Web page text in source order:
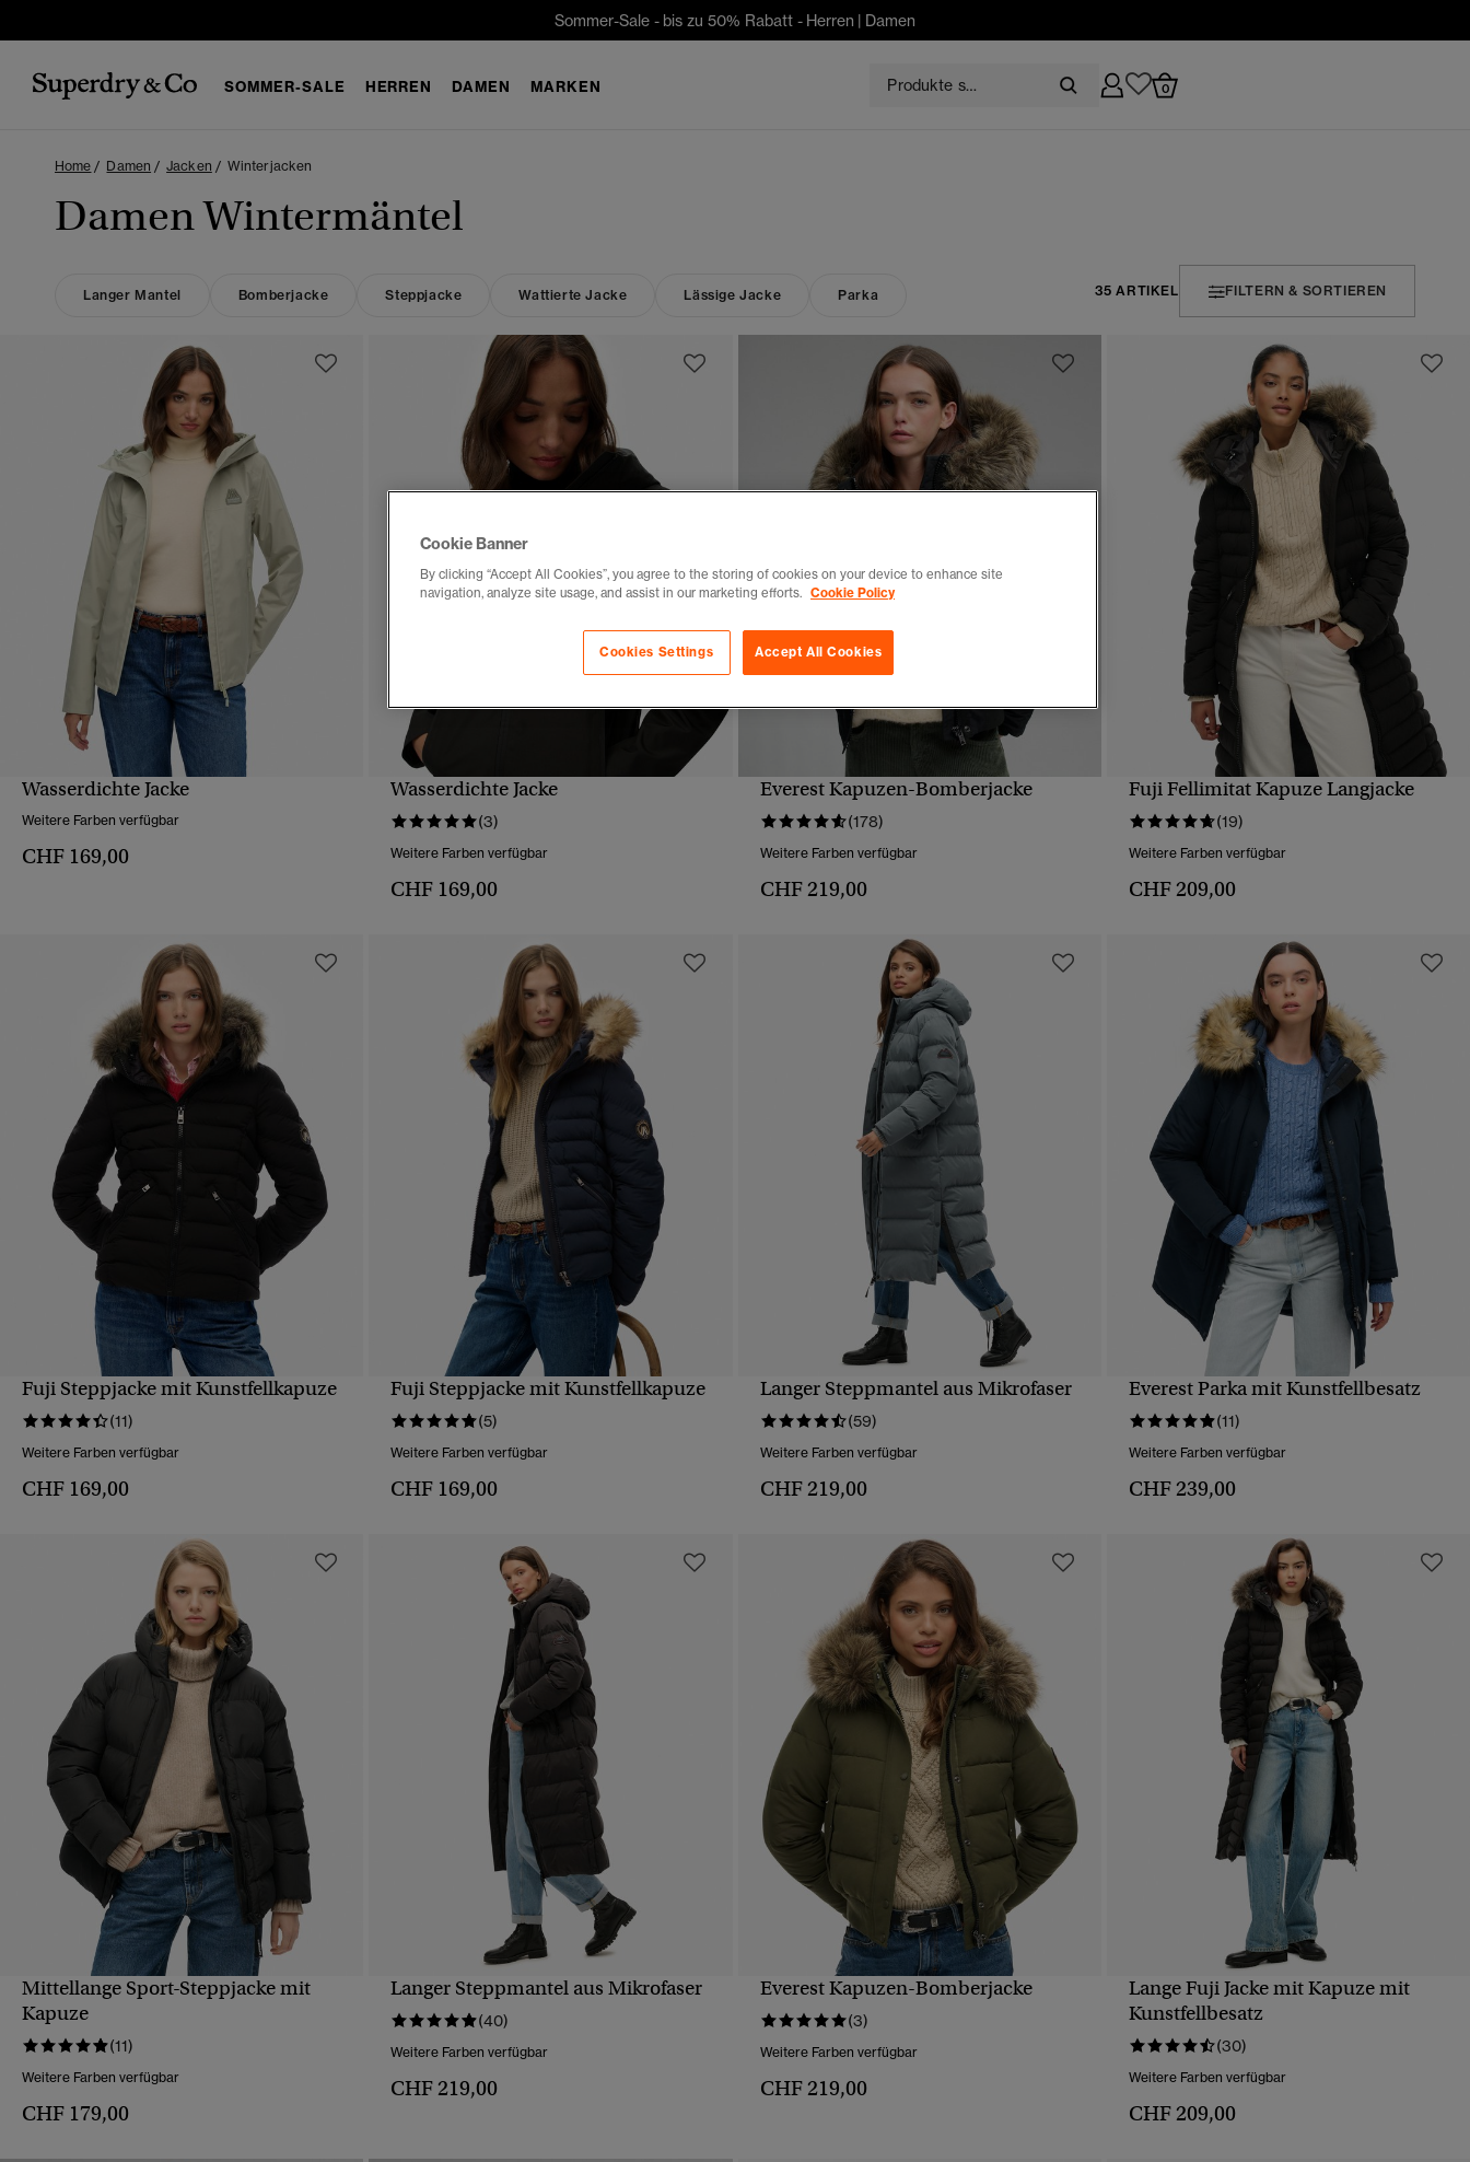
Sommer-Sale - bis zu 50% Rabatt - Herren | Damen
SOMMER-SALE HERREN DAMEN MARKEN 0
Home Damen Jacken Winterjacken
Damen Wintermäntel
Langer Mantel Bomberjacke Steppjacke Wattierte Jacke Lässige Jacke Parka 35 ARTIKEL FILTERN & SORTIEREN
Wasserdichte Jacke
Weitere Farben verfügbar
CHF 169,00
Wasserdichte Jacke
(3)
Weitere Farben verfügbar
CHF 169,00
SCHNELLANSICHT
Everest Kapuzen-Bomberjacke
(178)
Weitere Farben verfügbar
CHF 219,00
SCHNELLANSICHT
Fuji Fellimitat Kapuze Langjacke
(19)
Weitere Farben verfügbar
CHF 209,00
Fuji Steppjacke mit Kunstfellkapuze
(11)
Weitere Farben verfügbar
CHF 169,00
Fuji Steppjacke mit Kunstfellkapuze
(5)
Weitere Farben verfügbar
CHF 169,00
SCHNELLANSICHT
Langer Steppmantel aus Mikrofaser
(59)
Weitere Farben verfügbar
CHF 219,00
Everest Parka mit Kunstfellbesatz
(11)
Weitere Farben verfügbar
CHF 239,00
SCHNELLANSICHT
Mittellange Sport-Steppjacke mit
Kapuze
(11)
Weitere Farben verfügbar
CHF 179,00
SCHNELLANSICHT
Langer Steppmantel aus Mikrofaser
(40)
Weitere Farben verfügbar
CHF 219,00
SCHNELLANSICHT
Everest Kapuzen-Bomberjacke
(3)
Weitere Farben verfügbar
CHF 219,00
SCHNELLANSICHT
Lange Fuji Jacke mit Kapuze mit
Kunstfellbesatz
(30)
Weitere Farben verfügbar
CHF 209,00
Cookie Banner
By clicking “Accept All Cookies”, you agree to the storing of cookies on your device to enhance site
navigation, analyze site usage, and assist in our marketing efforts. Cookie Policy
Accept All Cookies
Cookies Settings